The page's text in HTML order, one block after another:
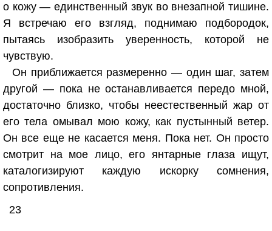
о кожу — единственный звук во внезапной тишине.
Я встречаю его взгляд, поднимаю подбородок,
пытаясь изобразить уверенность, которой не
чувствую.
Он приближается размеренно — один шаг, затем
другой — пока не останавливается передо мной,
достаточно близко, чтобы неестественный жар от
его тела омывал мою кожу, как пустынный ветер.
Он все еще не касается меня. Пока нет. Он просто
смотрит на мое лицо, его янтарные глаза ищут,
каталогизируют каждую искорку сомнения,
сопротивления.
23